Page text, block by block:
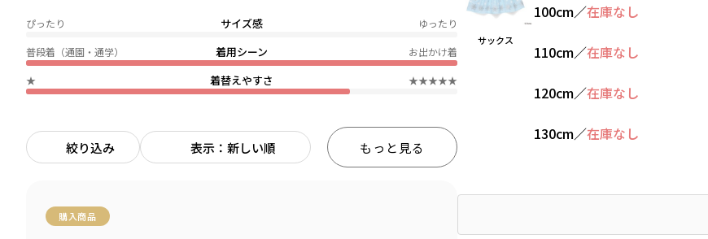
サイズ感
ぴったり ゆったり
着用シーン
普段着（通園・通学） お出かけ着
着替えやすさ
★ ★★★★★
絞り込み 表示：新しい順 もっと見る
購入商品
サックス
100cm／在庫なし
110cm／在庫なし
120cm／在庫なし
130cm／在庫なし